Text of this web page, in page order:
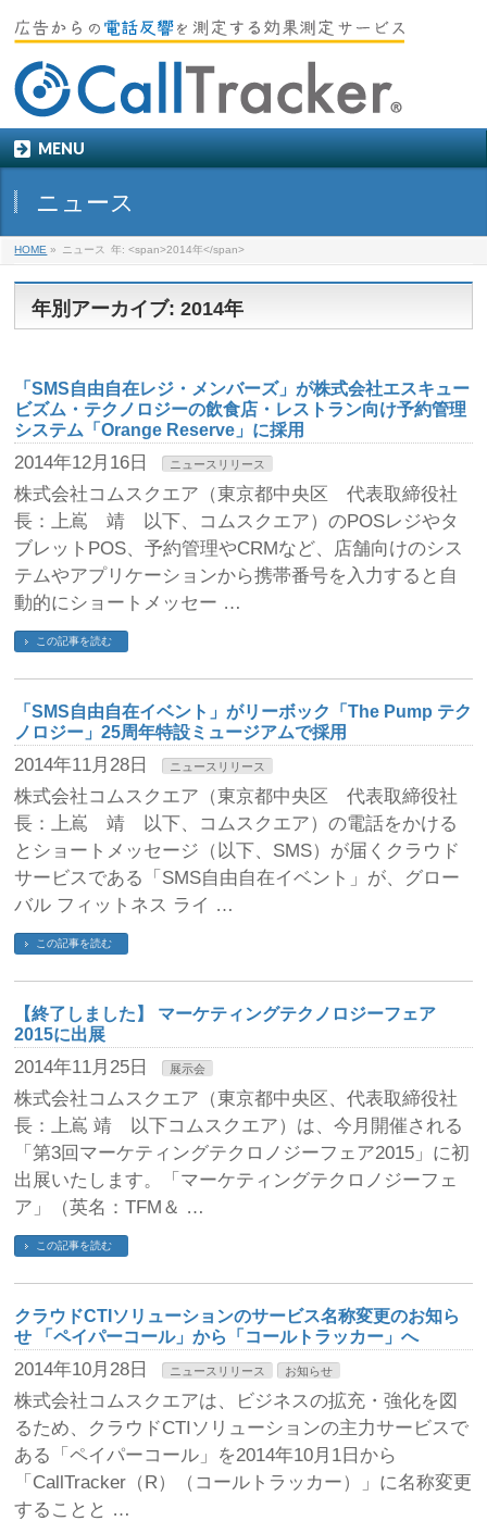
MENU
ニュース
HOME » ニュース 年: <span>2014年</span>
年別アーカイブ: 2014年
「SMS自由自在レジ・メンバーズ」が株式会社エスキュー
ビズム・テクノロジーの飲食店・レストラン向け予約管理
システム「Orange Reserve」に採用
2014年12月16日 ニュースリリース
株式会社コムスクエア（東京都中央区 代表取締役社
長：上嶌 靖 以下、コムスクエア）のPOSレジやタ
ブレットPOS、予約管理やCRMなど、店舗向けのシス
テムやアプリケーションから携帯番号を入力すると自
動的にショートメッセー …
この記事を読む
「SMS自由自在イベント」がリーボック「The Pump テク
ノロジー」25周年特設ミュージアムで採用
2014年11月28日 ニュースリリース
株式会社コムスクエア（東京都中央区 代表取締役社
長：上嶌 靖 以下、コムスクエア）の電話をかける
とショートメッセージ（以下、SMS）が届くクラウド
サービスである「SMS自由自在イベント」が、グロー
バル フィットネス ライ …
この記事を読む
【終了しました】 マーケティングテクノロジーフェア
2015に出展
2014年11月25日 展示会
株式会社コムスクエア（東京都中央区、代表取締役社
長：上嶌 靖 以下コムスクエア）は、今月開催される
「第3回マーケティングテクロノジーフェア2015」に初
出展いたします。「マーケティングテクロノジーフェ
ア」（英名：TFM＆ …
この記事を読む
クラウドCTIソリューションのサービス名称変更のお知ら
せ 「ペイパーコール」から「コールトラッカー」へ
2014年10月28日 ニュースリリース お知らせ
株式会社コムスクエアは、ビジネスの拡充・強化を図
るため、クラウドCTIソリューションの主力サービスで
ある「ペイパーコール」を2014年10月1日から
「CallTracker（R）（コールトラッカー）」に名称変更
することと …